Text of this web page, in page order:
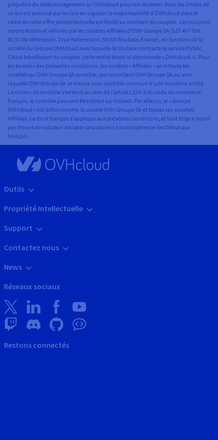
préjudice du dédommagement qu’OVHcloud pourrait réclamer. Dans les limites de
ce qui est autorisé par les lois en vigueur, la responsabilité d’OVHcloud dans le
cadre de cette offre promotionnelle est limité au montant du coupon. Les coupons
seront établis et délivrés par les sociétés Affiliées d’OVH Groupe SA (537 407 926
RCS Lille Métropole, 2 rue Kellermann, 59100 Roubaix, France), en fonction de la
société du Groupe OVHcloud avec laquelle le titulaire contracte le service Public
Cloud bénéficiant du coupon (cette entité étant ici dénommée « OVHcloud »). Pour
les besoins des présentes conditions, les sociétés « Affiliées » sont toute les
sociétés qu’OVH Groupe SA contrôle, qui contrôlent OVH Groupe SA ou avec
laquelle OVH Groupe SA se trouve sous contrôle commun d’une troisième entité.
La notion de contrôle s’entend au sens de l’article L233-3 du code de commerce
français, le contrôle pouvant être direct ou indirect. Par ailleurs, le « Groupe
OVHcloud » est défini comme la société OVH Groupe SA et toutes ses sociétés
Affiliées. Le droit français s’applique aux présentes conditions, et tout litige n’ayant
pas trouvé de solution amiable sera soumis à la compétence des tribunaux
français.
Outils
Propriété Intellectuelle
Support
Contactez nous
News
Réseaux sociaux
Restons connectés